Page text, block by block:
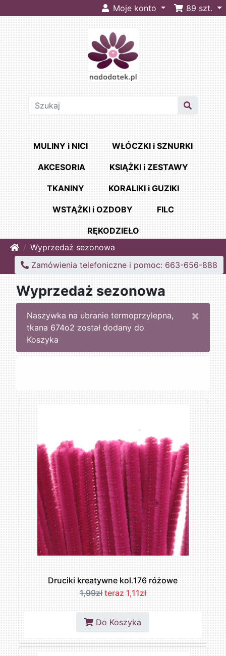
Moje konto 89 szt.
MULINY i NICI WŁÓCZKI i SZNURKI
AKCESORIA KSIĄŻKI i ZESTAWY
TKANINY KORALIKI i GUZIKI
WSTĄŻKI i OZDOBY FILC
RĘKODZIEŁO
HomeWyprzedaż sezonowa
Zamówienia telefoniczne i pomoc: 663-656-888
Wyprzedaż sezonowa
×
Naszywka na ubranie termoprzylepna,
tkana 674o2 został dodany do
Koszyka
Druciki kreatywne kol.176 różowe
1,99zł teraz 1,11zł
Do Koszyka